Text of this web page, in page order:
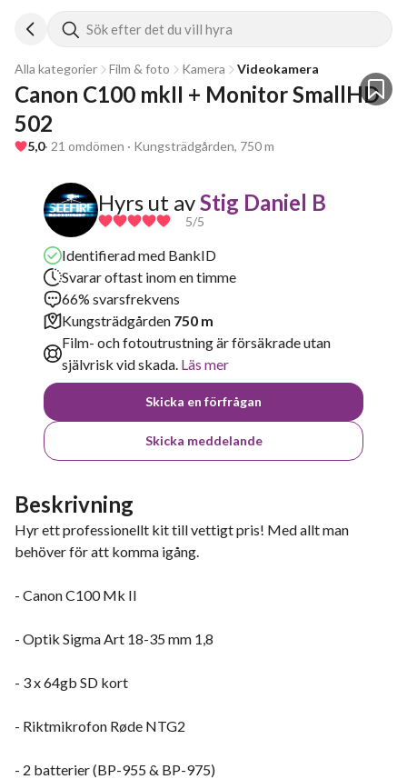
Sök efter det du vill hyra
Alla kategorier Film & foto Kamera Videokamera
Canon C100 mkII + Monitor SmallHD
502
5,0· 21 omdömen · Kungsträdgården, 750 m
Hyrs ut avStig Daniel B
5/5
Identifierad med BankID
Svarar oftast inom en timme
66% svarsfrekvens
Kungsträdgården 750 m
Film- och fotoutrustning är försäkrade utan
självrisk vid skada. Läs mer
Skicka en förfrågan
Skicka meddelande
Beskrivning
Hyr ett professionellt kit till vettigt pris! Med allt man
behöver för att komma igång.
- Canon C100 Mk II
- Optik Sigma Art 18-35 mm 1,8
- 3 x 64gb SD kort
- Riktmikrofon Røde NTG2
- 2 batterier (BP-955 & BP-975)